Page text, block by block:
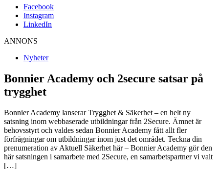
Facebook
Instagram
LinkedIn
ANNONS
Nyheter
Bonnier Academy och 2secure satsar på
trygghet
Bonnier Academy lanserar Trygghet & Säkerhet – en helt ny
satsning inom webbaserade utbildningar från 2Secure. Ämnet är
behovsstyrt och valdes sedan Bonnier Academy fått allt fler
förfrågningar om utbildningar inom just det området. Teckna din
prenumeration av Aktuell Säkerhet här – Bonnier Academy gör den
här satsningen i samarbete med 2Secure, en samarbetspartner vi valt
[…]